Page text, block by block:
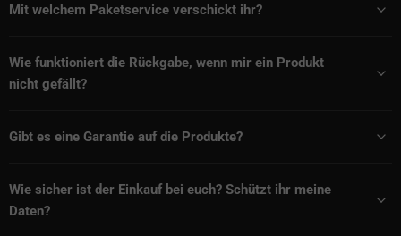
Mit welchem Paketservice verschickt ihr?
Wie funktioniert die Rückgabe, wenn mir ein Produkt
nicht gefällt?
Gibt es eine Garantie auf die Produkte?
Wie sicher ist der Einkauf bei euch? Schützt ihr meine
Daten?